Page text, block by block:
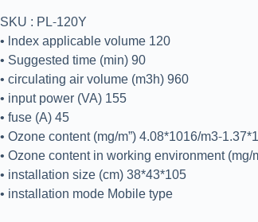
SKU : PL-120Y
• lndex applicable volume 120
• Suggested time (min) 90
• circulating air volume (m3h) 960
• input power (VA) 155
• fuse (A) 45
• Ozone content (mg/m”) 4.08*1016/m3-
• Ozone content in working environment (mg/
• installation size (cm) 38*43*105
• installation mode Mobile type